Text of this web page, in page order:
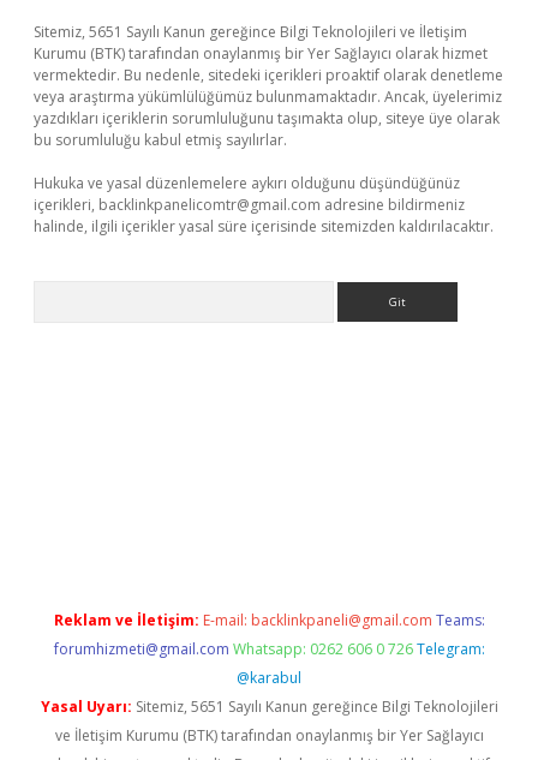
Sitemiz, 5651 Sayılı Kanun gereğince Bilgi Teknolojileri ve İletişim
Kurumu (BTK) tarafından onaylanmış bir Yer Sağlayıcı olarak hizmet
vermektedir. Bu nedenle, sitedeki içerikleri proaktif olarak denetleme
veya araştırma yükümlülüğümüz bulunmamaktadır. Ancak, üyelerimiz
yazdıkları içeriklerin sorumluluğunu taşımakta olup, siteye üye olarak
bu sorumluluğu kabul etmiş sayılırlar.
Hukuka ve yasal düzenlemelere aykırı olduğunu düşündüğünüz
içerikleri, backlinkpanelicomtr@gmail.com adresine bildirmeniz
halinde, ilgili içerikler yasal süre içerisinde sitemizden kaldırılacaktır.
Reklam ve İletişim: E-mail: backlinkpaneli@gmail.com Teams:
forumhizmeti@gmail.com Whatsapp: 0262 606 0 726 Telegram:
@karabul
Yasal Uyarı: Sitemiz, 5651 Sayılı Kanun gereğince Bilgi Teknolojileri
ve İletişim Kurumu (BTK) tarafından onaylanmış bir Yer Sağlayıcı